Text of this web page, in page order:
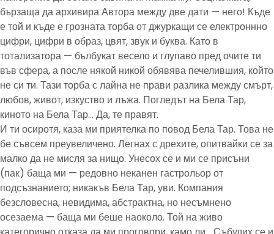
бързаща да архивира Автора между две дати — него! Къде
е той и къде е грозната торба от джуркащи се електроннно
цифри, цифри в образ, цвят, звук и буква. Като в
тотализатора — бълбукат весело и глупаво пред очите ти
във сфера, а после някой никой обявява печелившия, който
не си ти. Тази торба с лайна не прави разлика между смърт,
любов, живот, изкуство и лъжа. Погледът на Бела Тар,
киното на Бела Тар… Да, те правят.
И ти осиротя, каза ми приятелка по повод Бела Тар. Това не
бе съвсем преувеличено. Легнах с дрехите, опитвайки се за
малко да не мисля за нищо. Унесох се и ми се присъни
(пак) баща ми — редовно неканен гастрольор от
подсъзнанието; никакъв Бела Тар, уви. Компания
безсловесна, невидима, абстрактна, но несъмнено
осезаема — баща ми беше наоколо. Той на живо